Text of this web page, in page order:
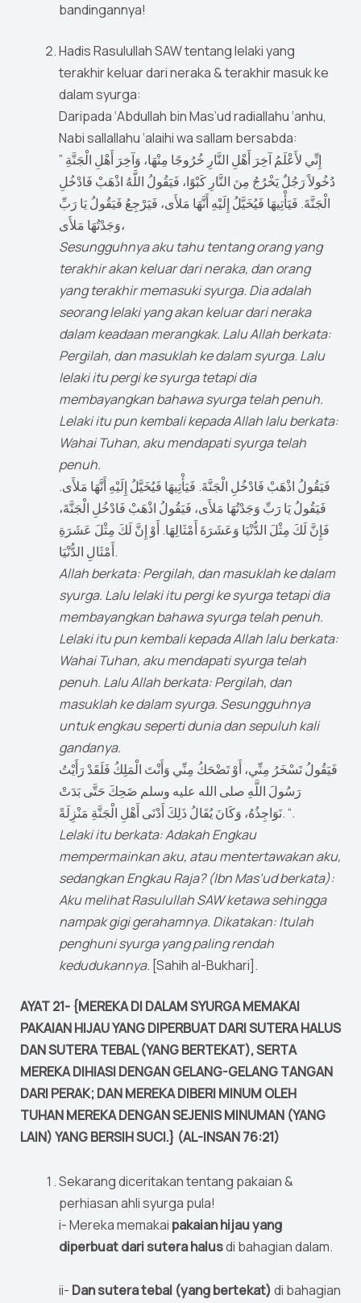
bandingannya!
Hadis Rasulullah SAW tentang lelaki yang
terakhir keluar dari neraka & terakhir masuk ke
dalam syurga:
Daripada ‘Abdullah bin Mas’ud radiallahu ‘anhu,
Nabi sallallahu ‘alaihi wa sallam bersabda:
” إِنِّي لأَعْلَمُ آخِرَ أَهْلِ النَّارِ خُرُوجًا مِنْهَا، وَآخِرَ أَهْلِ الْجَنَّةِ
دُخُولاً رَجُلٌ يَخْرُجُ مِنَ النَّارِ كَبْوًا، فَيَقُولُ اللَّهُ اذْهَبْ فَادْخُلِ
الْجَنَّةَ. فَيَأْتِيهَا فَيُخَيَّلُ إِلَيْهِ أَنَّهَا مَلأَى، فَيَرْجِعُ فَيَقُولُ يَا رَبِّ
وَجَدْتُهَا مَلأَى،
Sesungguhnya aku tahu tentang orang yang
terakhir akan keluar dari neraka, dan orang
yang terakhir memasuki syurga. Dia adalah
seorang lelaki yang akan keluar dari neraka
dalam keadaan merangkak. Lalu Allah berkata:
Pergilah, dan masuklah ke dalam syurga. Lalu
lelaki itu pergi ke syurga tetapi dia
membayangkan bahawa syurga telah penuh.
Lelaki itu pun kembali kepada Allah lalu berkata:
Wahai Tuhan, aku mendapati syurga telah
penuh.
فَيَقُولُ اذْهَبْ فَادْخُلِ الْجَنَّةَ. فَيَأْتِيهَا فَيُخَيَّلُ إِلَيْهِ أَنَّهَا مَلأَى.
فَيَقُولُ يَا رَبِّ وَجَدْتُهَا مَلأَى، فَيَقُولُ اذْهَبْ فَادْخُلِ الْجَنَّةَ،
فَإِنَّ لَكَ مِثْلَ الدُّنْيَا وَعَشَرَةَ أَمْثَالِهَا. أَوْ إِنَّ لَكَ مِثْلَ عَشَرَةِ
أَمْثَالِ الدُّنْيَا.
Allah berkata: Pergilah, dan masuklah ke dalam
syurga. Lalu lelaki itu pergi ke syurga tetapi dia
membayangkan bahawa syurga telah penuh.
Lelaki itu pun kembali kepada Allah lalu berkata:
Wahai Tuhan, aku mendapati syurga telah
penuh. Lalu Allah berkata: Pergilah, dan
masuklah ke dalam syurga. Sesungguhnya
untuk engkau seperti dunia dan sepuluh kali
gandanya.
فَيَقُولُ تَسْخَرُ مِنِّي، أَوْ تَضْحَكُ مِنِّي وَأَنْتَ الْمَلِكُ فَلَقَدْ رَأَيْتُ
رَسُولَ اللَّهِ صلى الله عليه وسلم ضَحِكَ حَتَّى بَدَتْ
نَوَاجِذُهُ، وَكَانَ يُقَالُ ذَلِكَ أَدْنَى أَهْلِ الْجَنَّةِ مَنْزِلَةً. “.
Lelaki itu berkata: Adakah Engkau
mempermainkan aku, atau mentertawakan aku,
sedangkan Engkau Raja? (Ibn Mas’ud berkata):
Aku melihat Rasulullah SAW ketawa sehingga
nampak gigi gerahamnya. Dikatakan: Itulah
penghuni syurga yang paling rendah
kedudukannya. [Sahih al-Bukhari].
AYAT 21- {MEREKA DI DALAM SYURGA MEMAKAI
PAKAIAN HIJAU YANG DIPERBUAT DARI SUTERA HALUS
DAN SUTERA TEBAL (YANG BERTEKAT), SERTA
MEREKA DIHIASI DENGAN GELANG-GELANG TANGAN
DARI PERAK; DAN MEREKA DIBERI MINUM OLEH
TUHAN MEREKA DENGAN SEJENIS MINUMAN (YANG
LAIN) YANG BERSIH SUCI.} (AL-INSAN 76:21)
Sekarang diceritakan tentang pakaian &
perhiasan ahli syurga pula!
i- Mereka memakai pakaian hijau yang
diperbuat dari sutera halusdi bahagian dalam.
ii- Dan sutera tebal (yang bertekat)di bahagian